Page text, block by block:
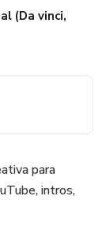
(Da vinci,
para
intros,